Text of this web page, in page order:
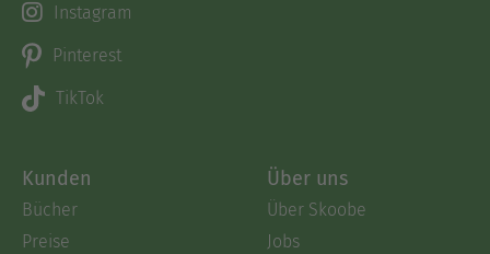
Instagram
Pinterest
TikTok
Kunden
Bücher
Preise
Über uns
Über Skoobe
Jobs